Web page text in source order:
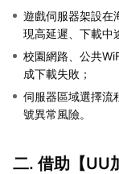
遊戲伺服器架設在
現高延遲、下載中
校園網路、公共
成下載失敗；
伺服器區域選擇流
號異常風險。
二. 借助【UU